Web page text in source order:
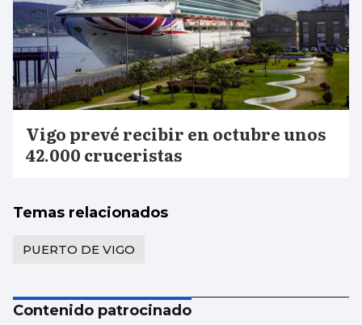
Vigo prevé recibir en octubre unos
42.000 cruceristas
Temas relacionados
PUERTO DE VIGO
Contenido patrocinado